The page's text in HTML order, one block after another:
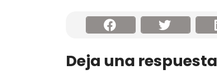
Deja una respuesta